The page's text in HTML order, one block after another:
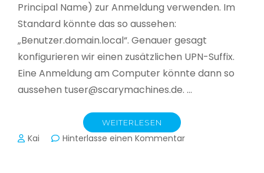
Principal Name) zur Anmeldung verwenden. Im
Standard könnte das so aussehen:
„Benutzer.domain.local“. Genauer gesagt
konfigurieren wir einen zusätzlichen UPN-Suffix.
Eine Anmeldung am Computer könnte dann so
aussehen tuser@scarymachines.de. …
WEITERLESEN
Kai Hinterlasse einen Kommentarzu